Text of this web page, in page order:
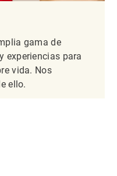
gama de
experiencias para
vida. Nos
ello.